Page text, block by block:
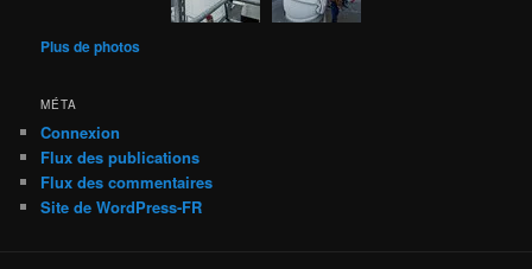
Plus de photos
MÉTA
Connexion
Flux des publications
Flux des commentaires
Site de WordPress-FR